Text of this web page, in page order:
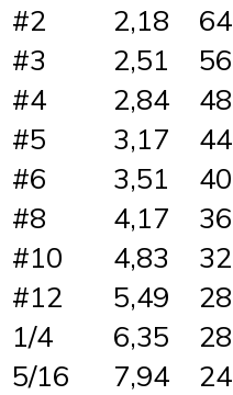
#2
2,18 64
#3
2,51 56
#4
2,84 48
#5
3,17 44
#6
3,51 40
#8
4,17 36
#10
4,83 32
#12
5,49 28
1/4
6,35 28
5/16
7,94 24